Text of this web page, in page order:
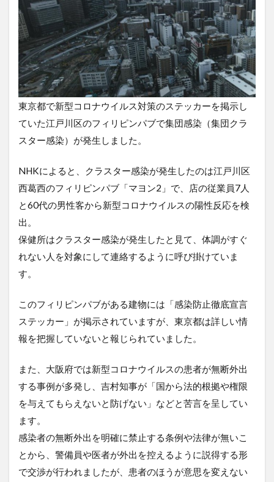
東京都で新型コロナウイルス対策のステッカーを掲示し
ていた江戸川区のフィリピンパブで集団感染（集団クラ
スター感染）が発生しました。
NHKによると、クラスター感染が発生したのは江戸川区
西葛西のフィリピンパブ「マヨン2」で、店の従業員7人
と60代の男性客から新型コロナウイルスの陽性反応を検
出。
保健所はクラスター感染が発生したと見て、体調がすぐ
れない人を対象にして連絡するように呼び掛けていま
す。
このフィリピンパブがある建物には「感染防止徹底宣言
ステッカー」が掲示されていますが、東京都は詳しい情
報を把握していないと報じられていました。
また、大阪府では新型コロナウイルスの患者が無断外出
する事例が多発し、吉村知事が「国から法的根拠や権限
を与えてもらえないと防げない」などと苦言を呈してい
ます。
感染者の無断外出を明確に禁止する条例や法律が無いこ
とから、警備員や医者が外出を控えるように説得する形
で交渉が行われましたが、患者のほうが意思を変えない